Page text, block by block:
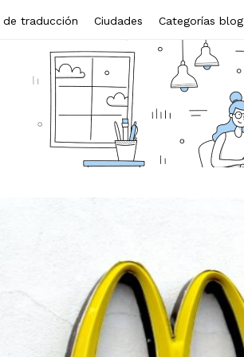
de traducción Ciudades Categorías blog